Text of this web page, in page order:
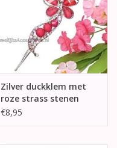
Zilver duckklem met
roze strass stenen
€8,95